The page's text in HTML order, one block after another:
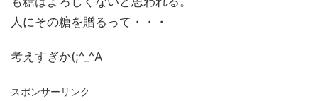
人にその糖を贈るって・・・
考えすぎか(;^_^A
スポンサーリンク